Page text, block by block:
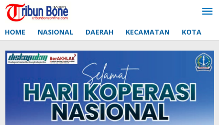
Lewati
ke
HOME NASIONAL DAERAH KECAMATAN KOTA